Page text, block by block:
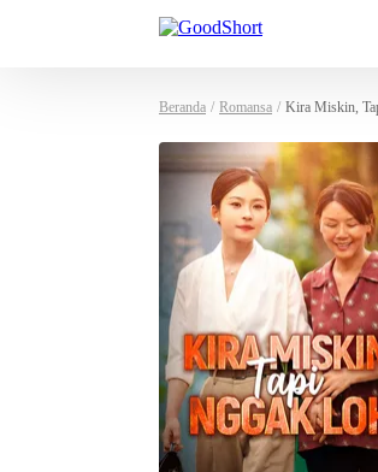
Beranda / Romansa / Kira Miskin,